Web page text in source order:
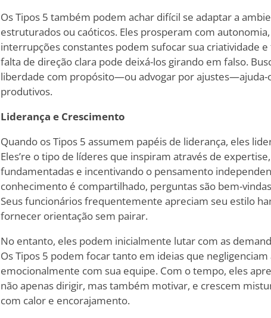
Os Tipos 5 também podem achar difícil se adaptar a
estruturados ou caóticos. Eles prosperam com
interrupções constantes podem sufocar sua criatividade
falta de direção clara pode deixá-los girando em falso.
liberdade com propósito—ou advogar por ajustes—ajuda-
produtivos.
Liderança e Crescimento
Quando os Tipos 5 assumem papéis de liderança, eles
Eles’re o tipo de líderes que inspiram através de
fundamentadas e incentivando o pensamento
conhecimento é compartilhado, perguntas são bem-
Seus funcionários frequentemente apreciam seu estilo
fornecer orientação sem pairar.
No entanto, eles podem inicialmente lutar com as
Os Tipos 5 podem focar tanto em ideias que
emocionalmente com sua equipe. Com o tempo, eles
não apenas dirigir, mas também motivar, e crescem
com calor e encorajamento.